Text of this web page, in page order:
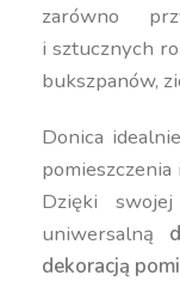
zarówno
i sztucznych
bukszpanów,
Donica
Dzięki
uniwersalną
dekoracją